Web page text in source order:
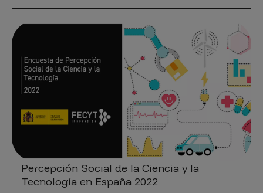
Percepción Social de la Ciencia y la
Tecnología en España 2022